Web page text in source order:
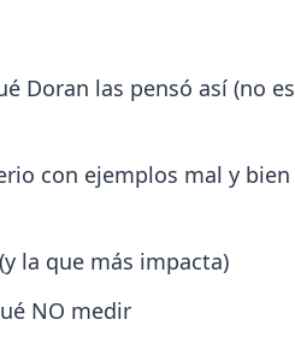
Doran las pensó así (no es
con ejemplos mal y bien
la que más impacta)
NO medir